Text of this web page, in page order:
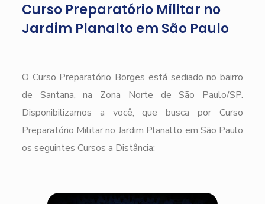
Curso Preparatório Militar no
Jardim Planalto em São Paulo
O Curso Preparatório Borges está sediado no bairro
de Santana, na Zona Norte de São Paulo/SP.
Disponibilizamos a você, que busca por Curso
Preparatório Militar no Jardim Planalto em São Paulo
os seguintes Cursos a Distância: